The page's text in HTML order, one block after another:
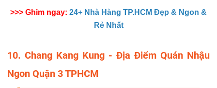
>>> Ghim ngay: 24+ Nhà Hàng TP.HCM Đẹp & Ngon &
Rẻ Nhất
10. Chang Kang Kung - Địa Điểm Quán Nhậu
Ngon Quận 3 TPHCM